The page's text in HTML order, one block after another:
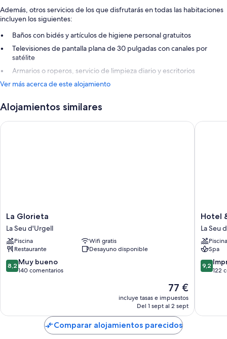
Además, otros servicios de los que disfrutarás en todas las habitaciones
incluyen los siguientes:
Baños con bidés y artículos de higiene personal gratuitos
Televisiones de pantalla plana de 30 pulgadas con canales por
satélite
Armarios o roperos, servicio de limpieza diario y escritorios
Ver más acerca de este alojamiento
Alojamientos similares
La
Glorieta
La
Seu
d'Urgell
La Glorieta
La Seu d'Urgell
Piscina
Wifi gratis
Restaurante
Desayuno disponible
8.2
sobre
8,2 Muy bueno
140 comentarios
El
precio
actual
de
77 €
77 €
incluye tasas e impuestos
Del 1 sept al 2 sept
La Glorieta
Hotel
&
Spa
El
Castell
de
Ciutat
Hotel
La Seu
Piscina
Spa
9.2
sobre
9,2
122
Hotel &
Comparar alojamientos parecidos